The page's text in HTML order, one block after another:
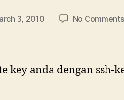
3, 2010 No Comments
key anda dengan ssh-